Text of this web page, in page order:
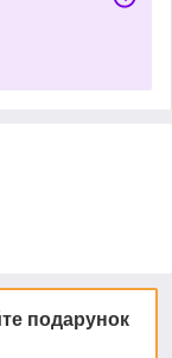
подарунок